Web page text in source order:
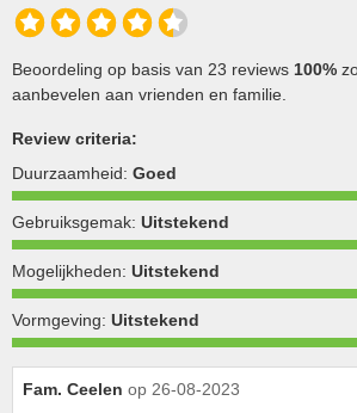
Beoordeling op basis van 23 reviews 100%
aanbevelen aan vrienden en familie.
Review criteria:
Duurzaamheid: Goed
Gebruiksgemak: Uitstekend
Mogelijkheden: Uitstekend
Vormgeving: Uitstekend
Fam. Ceelen op 26-08-2023